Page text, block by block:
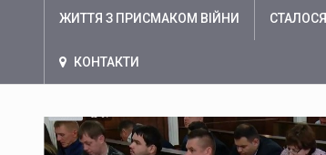
ЖИТТЯ З ПРИСМАКОМ ВІЙНИ СТАЛОСЯ
КОНТАКТИ